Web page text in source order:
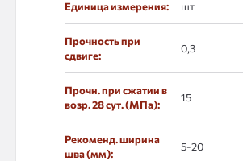
Единица измерения: шт
Прочность при
сдвиге:
0,3
Прочн. при сжатии в
возр. 28 сут. (МПа):
15
Рекоменд. ширина
шва (мм):
5-20